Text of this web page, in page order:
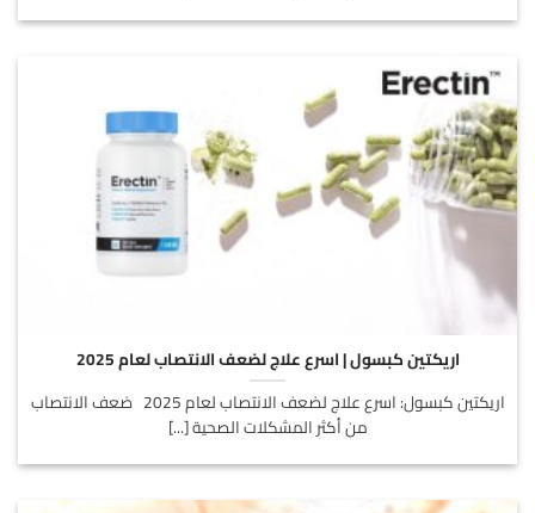
اريكتين كبسول | اسرع علاج لضعف الانتصاب لعام 2025
اريكتين كبسول: اسرع علاج لضعف الانتصاب لعام 2025 ضعف الانتصاب
من أكثر المشكلات الصحية [...]